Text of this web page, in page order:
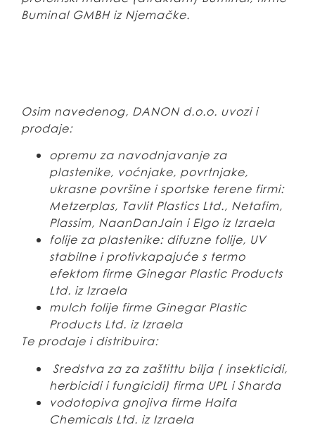
Buminal GMBH iz Njemačke.
Osim navedenog, DANON d.o.o. uvozi i
prodaje:
opremu za navodnjavanje za
plastenike, voćnjake, povrtnjake,
ukrasne površine i sportske terene firmi:
Metzerplas, Tavlit Plastics Ltd., Netafim,
Plassim, NaanDanJain i Elgo iz Izraela
folije za plastenike: difuzne folije, UV
stabilne i protivkapajuće s termo
efektom firme Ginegar Plastic Products
Ltd. iz Izraela
mulch folije firme Ginegar Plastic
Products Ltd. iz Izraela
Te prodaje i distribuira:
Sredstva za za zaštittu bilja ( insekticidi,
herbicidi i fungicidi) firma UPL i Sharda
vodotopiva gnojiva firme Haifa
Chemicals Ltd. iz Izraela